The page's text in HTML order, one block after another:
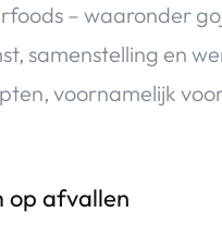
– waaronder
samenstelling en
voornamelijk
op afvallen